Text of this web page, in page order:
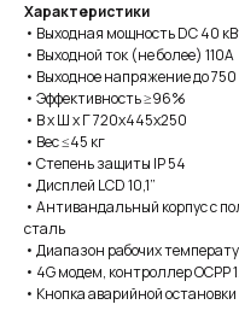
Характеристики
• Выходная мощность DC 40
• Выходной ток (не более) 110А
• Выходное напряжение до 750
• Эффективность ≥96%
• В х Ш х Г 720х445х250
• Вес ≤45 кг
• Степень защиты IP 54
• Дисплей LCD 10,1”
• Антивандальный корпус с
сталь
• Диапазон рабочих
• 4G модем, контроллер OCPP
• Кнопка аварийной остановки